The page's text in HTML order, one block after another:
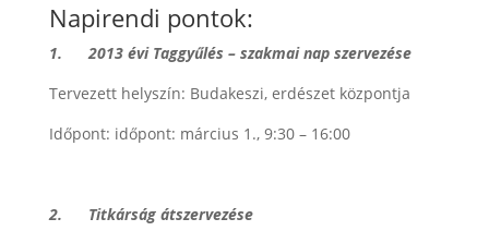
Napirendi pontok:
1.2013 évi Taggyűlés – szakmai nap szervezése
Tervezett helyszín: Budakeszi, erdészet központja
Időpont: időpont: március 1., 9:30 – 16:00
2. Titkárság átszervezése